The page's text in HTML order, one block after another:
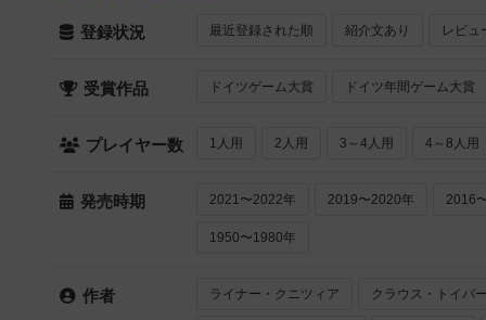
登録状況 最近登録された順 紹介文あり レビュ
受賞作品 ドイツゲーム大賞 ドイツ年間ゲーム大賞
プレイヤー数 1人用 2人用 3～4人用 4～8人用
発売時期 2021〜2022年 2019〜2020年 2016
1950〜1980年
作者 ライナー・クニツィア クラウス・トイバー